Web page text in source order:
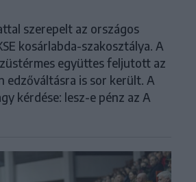
szerepelt az országos
kosárlabda-szakosztálya. A
együttes feljutott az
edzőváltásra is sor került. A
kérdése: lesz-e pénz az A